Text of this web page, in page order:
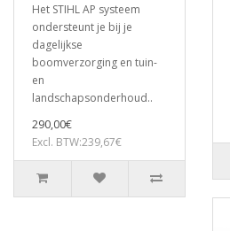
Het STIHL AP systeem
ondersteunt je bij je
dagelijkse
boomverzorging en tuin-
en
landschapsonderhoud..
290,00€
Excl. BTW:239,67€